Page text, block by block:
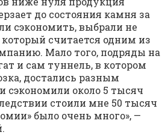
до состояния камня за
сэкономить, выбрали не
считается одним из
Мало того, подряды на
и сам туннель, в котором
достались разным
сэкономили около 5 тысяч
стоили мне 50 тысяч
было очень много», —